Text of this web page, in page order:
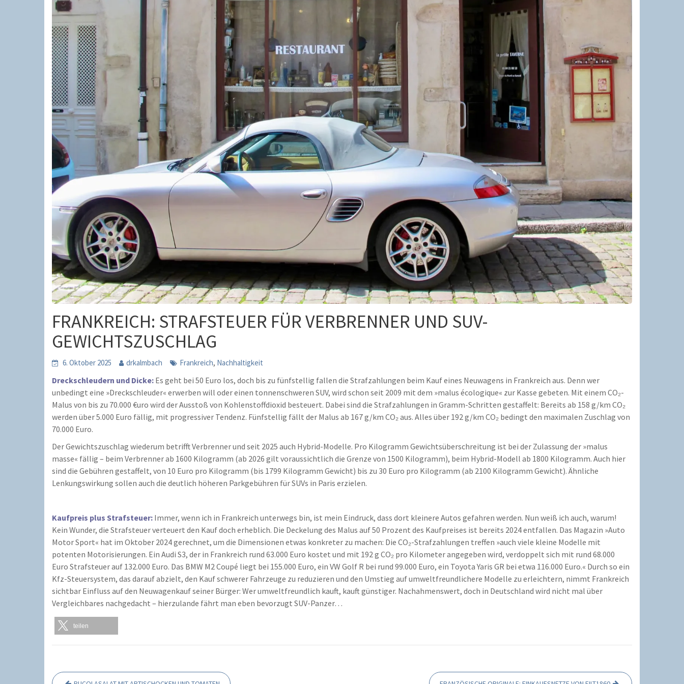
FRANKREICH: STRAFSTEUER FÜR VERBRENNER UND SUV-
GEWICHTSZUSCHLAG
6. Oktober 2025 drkalmbach Frankreich, Nachhaltigkeit
Dreckschleudern und Dicke: Es geht bei 50 Euro los, doch bis zu fünfstellig fallen die Strafzahlungen beim Kauf eines Neuwagens in Frankreich aus. Denn wer
unbedingt eine »Dreckschleuder« erwerben will oder einen tonnenschweren SUV, wird schon seit 2009 mit dem »malus écologique« zur Kasse gebeten. Mit einem CO₂-
Malus von bis zu 70.000 €uro wird der Ausstoß von Kohlenstoffdioxid besteuert. Dabei sind die Strafzahlungen in Gramm-Schritten gestaffelt: Bereits ab 158 g/km CO₂
werden über 5.000 Euro fällig, mit progressiver Tendenz. Fünfstellig fällt der Malus ab 167 g/km CO₂ aus. Alles über 192 g/km CO₂ bedingt den maximalen Zuschlag von
70.000 Euro.
Der Gewichtszuschlag wiederum betrifft Verbrenner und seit 2025 auch Hybrid-Modelle. Pro Kilogramm Gewichtsüberschreitung ist bei der Zulassung der »malus
masse« fällig – beim Verbrenner ab 1600 Kilogramm (ab 2026 gilt voraussichtlich die Grenze von 1500 Kilogramm), beim Hybrid-Modell ab 1800 Kilogramm. Auch hier
sind die Gebühren gestaffelt, von 10 Euro pro Kilogramm (bis 1799 Kilogramm Gewicht) bis zu 30 Euro pro Kilogramm (ab 2100 Kilogramm Gewicht). Ähnliche
Lenkungswirkung sollen auch die deutlich höheren Parkgebühren für SUVs in Paris erzielen.
Kaufpreis plus Strafsteuer: Immer, wenn ich in Frankreich unterwegs bin, ist mein Eindruck, dass dort kleinere Autos gefahren werden. Nun weiß ich auch, warum!
Kein Wunder, die Strafsteuer verteuert den Kauf doch erheblich. Die Deckelung des Malus auf 50 Prozent des Kaufpreises ist bereits 2024 entfallen. Das Magazin »Auto
Motor Sport« hat im Oktober 2024 gerechnet, um die Dimensionen etwas konkreter zu machen: Die CO₂-Strafzahlungen treffen »auch viele kleine Modelle mit
potenten Motorisierungen. Ein Audi S3, der in Frankreich rund 63.000 Euro kostet und mit 192 g CO₂ pro Kilometer angegeben wird, verdoppelt sich mit rund 68.000
Euro Strafsteuer auf 132.000 Euro. Das BMW M2 Coupé liegt bei 155.000 Euro, ein VW Golf R bei rund 99.000 Euro, ein Toyota Yaris GR bei etwa 116.000 Euro.« Durch so ein
Kfz-Steuersystem, das darauf abzielt, den Kauf schwerer Fahrzeuge zu reduzieren und den Umstieg auf umweltfreundlichere Modelle zu erleichtern, nimmt Frankreich
sichtbar Einfluss auf den Neuwagenkauf seiner Bürger: Wer umweltfreundlich kauft, kauft günstiger. Nachahmenswert, doch in Deutschland wird nicht mal über
Vergleichbares nachgedacht – hierzulande fährt man eben bevorzugt SUV-Panzer…
teilen